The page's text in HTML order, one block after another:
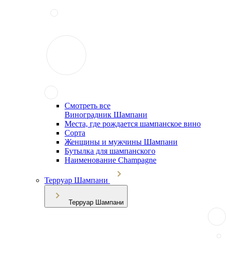
Смотреть все
Виноградник Шампани
Места, где рождается шампанское вино
Сорта
Женщины и мужчины Шампани
Бутылка для шампанского
Наименование Champagne
Терруар Шампани
Терруар Шампани